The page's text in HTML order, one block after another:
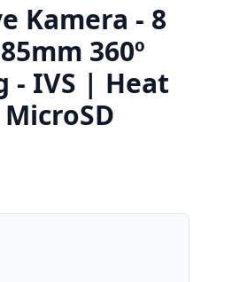
Kamera - 8
360º
- IVS | Heat